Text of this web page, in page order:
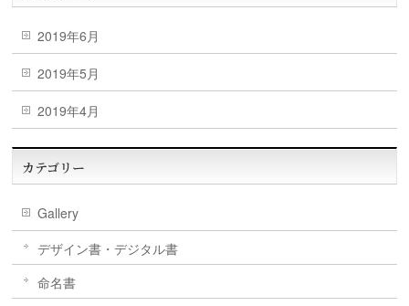
2019年6月
2019年5月
2019年4月
カテゴリー
Gallery
デザイン書・デジタル書
命名書